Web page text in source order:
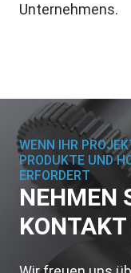
Unternehmens.
WENN IHR
PRODUKTE UND
ERFORDERT
NEHMEN